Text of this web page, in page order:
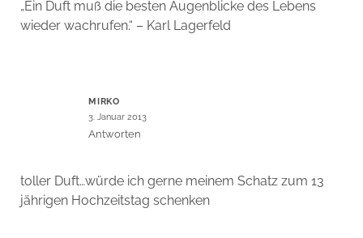
„Ein Duft muß die besten Augenblicke des Lebens
wieder wachrufen.“ – Karl Lagerfeld
MIRKO
3. Januar 2013
Antworten
toller Duft…würde ich gerne meinem Schatz zum 13
jährigen Hochzeitstag schenken